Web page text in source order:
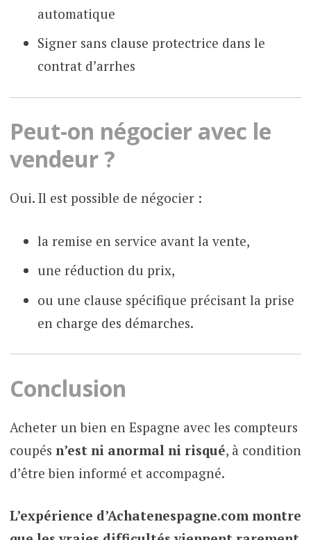
automatique
Signer sans clause protectrice dans le
contrat d’arrhes
Peut-on négocier avec le
vendeur ?
Oui. Il est possible de négocier :
la remise en service avant la vente,
une réduction du prix,
ou une clause spécifique précisant la prise
en charge des démarches.
Conclusion
Acheter un bien en Espagne avec les compteurs
coupés n’est ni anormal ni risqué, à condition
d’être bien informé et accompagné.
L’expérience d’Achatenespagne.com montre